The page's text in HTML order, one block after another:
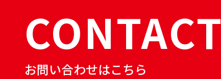
CONTACT
お問い合わせはこちら